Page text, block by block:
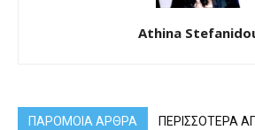
Athina
ΠΑΡΟΜΟΙΑ ΑΡΘΡΑ ΠΕΡΙΣΣΟΤΕΡΑ